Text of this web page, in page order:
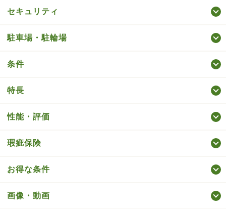
セキュリティ
駐車場・駐輪場
条件
特長
性能・評価
瑕疵保険
お得な条件
画像・動画